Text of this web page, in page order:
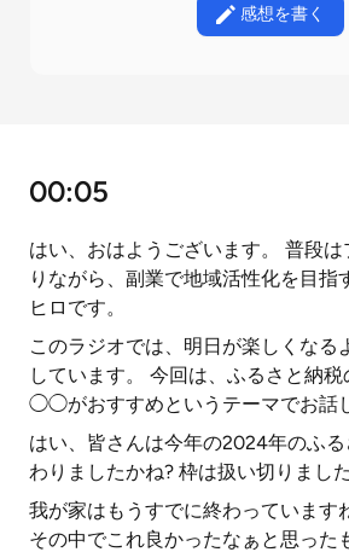
感想を書く
00:05
はい、おはようございます。 普段
りながら、副業で地域活性化を目指
ヒロです。
このラジオでは、明日が楽しくなる
しています。 今回は、ふるさと納
◯◯がおすすめというテーマでお話
はい、皆さんは今年の2024年のふ
わりましたかね? 枠は扱い切りまし
我が家はもうすでに終わっています
その中でこれ良かったなぁと思った